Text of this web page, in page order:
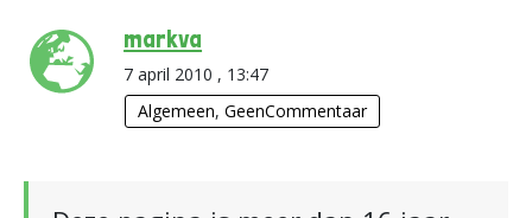
markva
7 april 2010 , 13:47
Algemeen,GeenCommentaar